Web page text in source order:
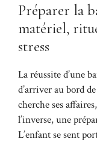
Préparer la
matériel,
stress
La réussite d’une
d’arriver au bord
cherche ses
l’inverse, une
L’enfant se sent